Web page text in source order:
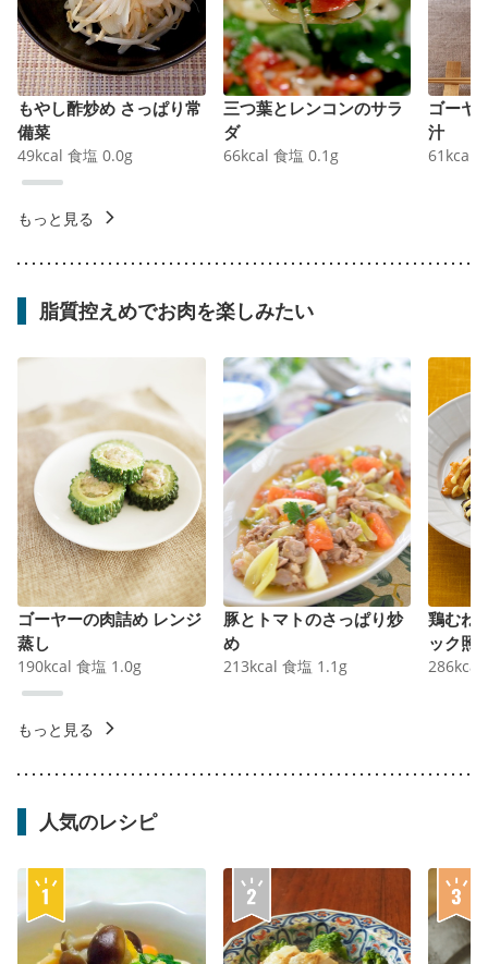
もやし酢炒め さっぱり常
備菜
49kcal 食塩 0.0g
三つ葉とレンコンのサラ
ダ
66kcal 食塩 0.1 g
ゴーヤ
汁
61 kcal
もっと見る
脂質控えめでお肉を楽しみたい
ゴーヤーの肉詰め レンジ
蒸し
190kcal 食塩 1.0g
豚とトマトのさっぱり炒
め
213kcal 食塩 1.1 g
鶏むね
ック照
286kcal
もっと見る
人気のレシピ